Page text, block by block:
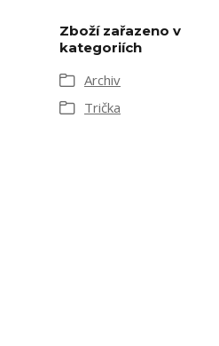
Zboží zařazeno v
kategoriích
Archiv
Trička